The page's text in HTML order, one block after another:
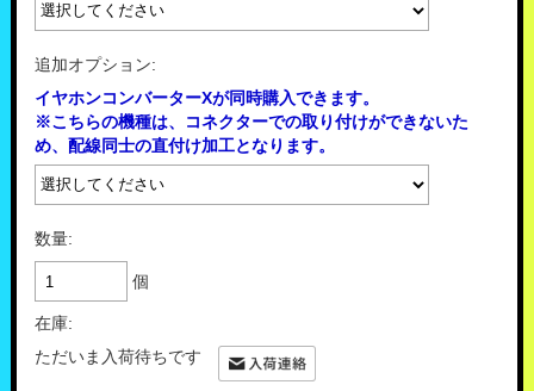
追加オプション:
イヤホンコンバーターXが同時購入できます。
※こちらの機種は、コネクターでの取り付けができないた
め、配線同士の直付け加工となります。
数量:
個
在庫:
ただいま入荷待ちです